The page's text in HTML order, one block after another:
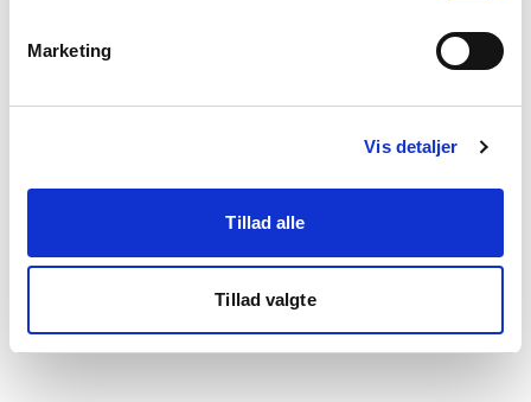
Marketing
Vis detaljer
Tillad alle
Tillad valgte